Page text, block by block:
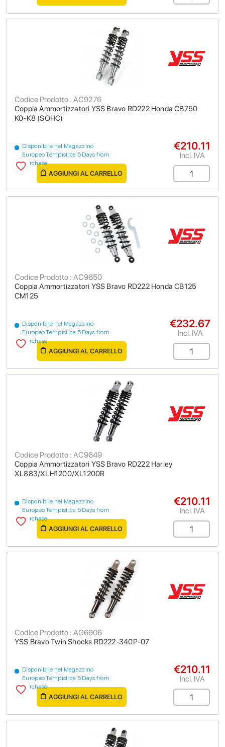
Coppia Ammortizzatori YSS Bravo RD222 Honda CB750
K0-K8 (SOHC)
Codice Prodotto : AC9276
Disponibile nel Magazzino
Europeo Tempistica 5 Days from
purchase
€210.11
Incl. IVA
AGGIUNGI AL CARRELLO
Coppia Ammortizzatori YSS Bravo RD222 Honda CB125
CM125
Codice Prodotto : AC9650
Disponibile nel Magazzino
Europeo Tempistica 5 Days from
purchase
€232.67
Incl. IVA
AGGIUNGI AL CARRELLO
Coppia Ammortizzatori YSS Bravo RD222 Harley
XL883/XLH1200/XL1200R
Codice Prodotto : AC9649
Disponibile nel Magazzino
Europeo Tempistica 5 Days from
purchase
€210.11
Incl. IVA
AGGIUNGI AL CARRELLO
YSS Bravo Twin Shocks RD222-340P-07
Codice Prodotto : AG6906
Disponibile nel Magazzino
Europeo Tempistica 5 Days from
purchase
€210.11
Incl. IVA
AGGIUNGI AL CARRELLO